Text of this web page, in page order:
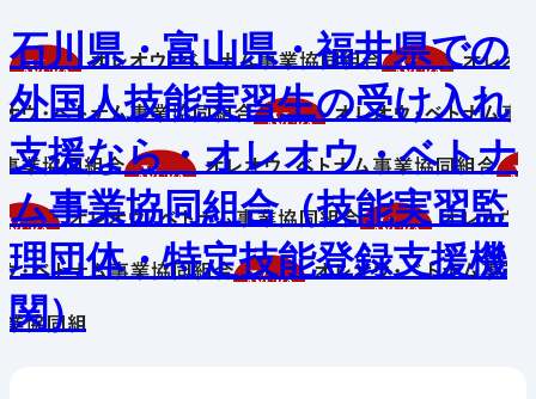
石川県・富山県・福井県での
外国人技能実習生の受け入れ
支援なら・オレオウ・ベトナ
ム事業協同組合（技能実習監
理団体・特定技能登録支援機
関）